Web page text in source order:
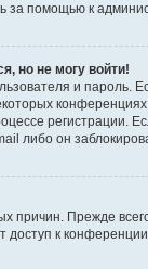
за помощью к
но не могу войти!
и пароль.
регистрации.
либо он
причин. Прежде
доступ к